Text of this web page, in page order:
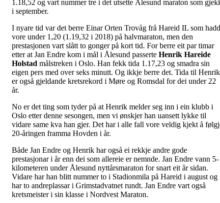
1.18,52 og vart nummer tre i det utsette Ålesund maraton som
i september.
I nyare tid var det berre Einar Orten Trovåg frå Hareid IL som
vore under 1,20 (1.19,32 i 2018) på halvmaraton, men den
prestasjonen vart slått to gonger på kort tid. For berre eit par timar
etter at Jan Endre kom i mål i Ålesund passerte Henrik Hareide
Holstad målstreken i Oslo. Han fekk tida 1.17,23 og smadra sin
eigen pers med over seks minutt. Og ikkje berre det. Tida til Henrik
er også gjeldande kretsrekord i Møre og Romsdal for dei under 22
år.
No er det ting som tyder på at Henrik melder seg inn i ein klubb i
Oslo etter denne sesongen, men vi ønskjer han uansett lykke til
vidare same kva han gjer. Det har i alle fall vore veldig kjekt å
20-åringen framma Hovden i år.
Både Jan Endre og Henrik har også ei rekkje andre gode
prestasjonar i år enn dei som allereie er nemnde. Jan Endre vann 5-
kilometeren under Ålesund nyttårsmaraton for snart eit år sidan.
Vidare har han blitt nummer to i Stadionmila på Hareid i august og
har to andreplassar i Grimstadvatnet rundt. Jan Endre vart også
kretsmeister i sin klasse i Nordvest Maraton.